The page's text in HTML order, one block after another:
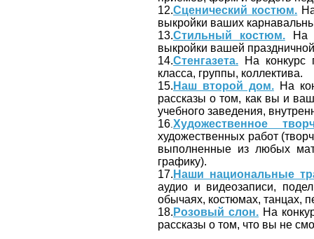
12.Сценический костюм.
выкройки ваших
13.Стильный костюм.На
выкройки вашей
14.Стенгазета. На конкурс
класса, группы, коллектива.
15. Наш второй дом.На
рассказы о том, как вы и
учебного заведения,
16.Художественное
художественных работ
выполненные из любых
графику).
17. Наши национальные
аудио и видеозаписи,
обычаях, костюмах, танцах,
18. Розовый слон. На
рассказы о том, что вы не